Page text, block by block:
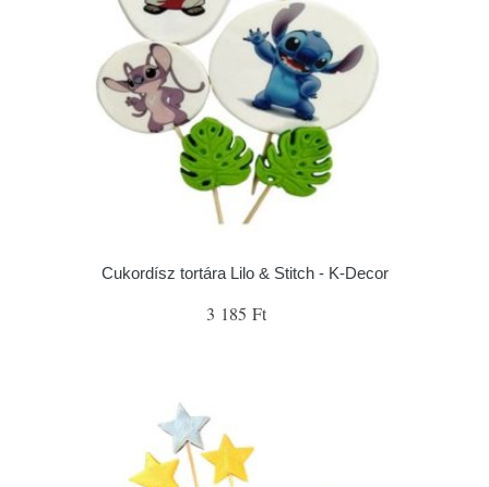
Cukordísz tortára Lilo & Stitch - K-Decor
3 185 Ft